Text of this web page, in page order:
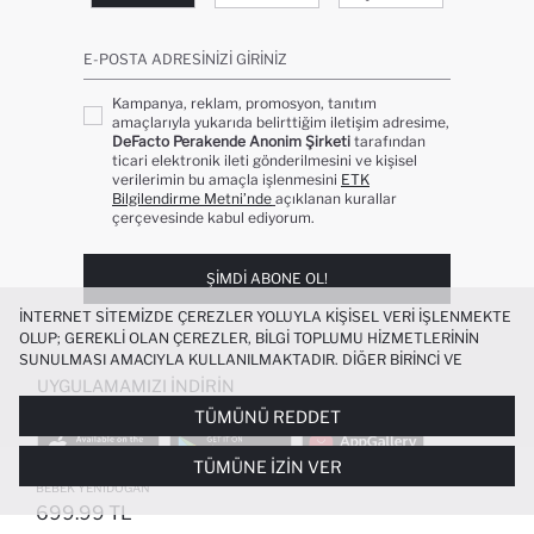
UZUN KOLLU DÜĞMELI TRIKO TULUM KIZ
BEBEK YENIDOĞAN
699.99 TL
E-POSTA ADRESINIZI GIRINIZ
Kampanya, reklam, promosyon, tanıtım
amaçlarıyla yukarıda belirttiğim iletişim adresime,
DeFacto Perakende Anonim Şirketi tarafından
ticari elektronik ileti gönderilmesini ve kişisel
verilerimin bu amaçla işlenmesini ETK
Bilgilendirme Metni’nde açıklanan kurallar
çerçevesinde kabul ediyorum.
ŞIMDI ABONE OL!
UYGULAMAMIZI İNDIRIN
POPÜLER KATEGORILER
İNTERNET SITEMIZDE ÇEREZLER YOLUYLA KIŞISEL VERI IŞLENMEKTE
OLUP; GEREKLI OLAN ÇEREZLER, BILGI TOPLUMU HIZMETLERININ
SUNULMASI AMACIYLA KULLANILMAKTADIR. DIĞER BIRINCI VE
ÜÇÜNCÜ TARAF ÇEREZLER ISE SIZE DAHA IYI BIR ALIŞVERIŞ
DENEYIMI SUNULABILMESI, SITEMIZIN DAHA IŞLEVSEL KILINMASI VE
KIŞISELLEŞTIRMESI VE AÇIK RIZA VERMENIZ HALINDE, SIZLERE
YÖNELIK PAZARLAMA FAALIYETLERININ YAPILMASI AMAÇLARIYLA
SINIRLI OLARAK KULLANILACAKTIR. ÇEREZLERE DAIR TERCIHLERINIZI
ÇEREZ TERCIHLERIPANELI ARACILIĞIYLA HER ZAMAN YÖNETEBILIR,
ÇEREZLERLE ILGILI DAHA DETAYLI BILGIYE
TÜMÜNÜ REDDET
TÜMÜNE İZIN VER